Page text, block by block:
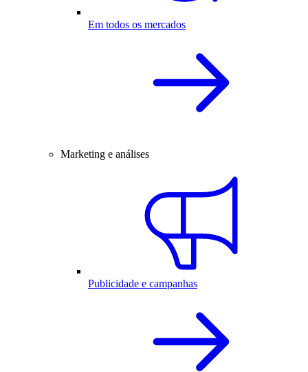
Em todos os mercados
Marketing e análises
Publicidade e campanhas